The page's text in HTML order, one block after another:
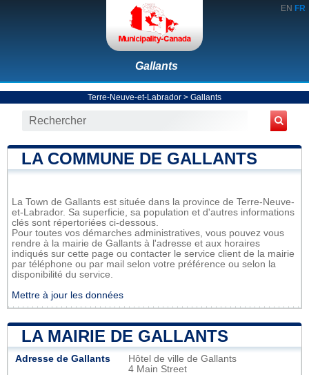
EN FR
Gallants
Terre-Neuve-et-Labrador > Gallants
LA COMMUNE DE GALLANTS
La Town de Gallants est située dans la province de Terre-Neuve-
et-Labrador. Sa superficie, sa population et d'autres informations
clés sont répertoriées ci-dessous.
Pour toutes vos démarches administratives, vous pouvez vous
rendre à la mairie de Gallants à l'adresse et aux horaires
indiqués sur cette page ou contacter le service client de la mairie
par téléphone ou par mail selon votre préférence ou selon la
disponibilité du service.
Mettre à jour les données
LA MAIRIE DE GALLANTS
Adresse de Gallants
Hôtel de ville de Gallants
4 Main Street